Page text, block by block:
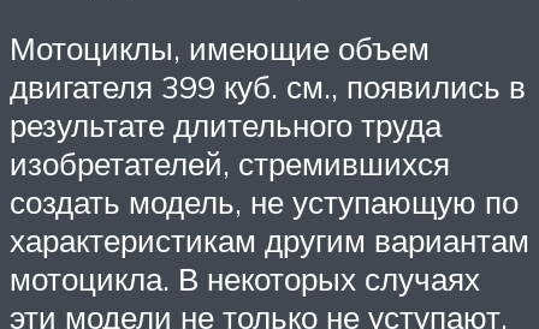
Мотоциклы, имеющие объем
двигателя 399 куб. см., появились в
результате длительного труда
изобретателей, стремившихся
создать модель, не уступающую по
характеристикам другим вариантам
мотоцикла. В некоторых случаях
эти модели не только не уступают,